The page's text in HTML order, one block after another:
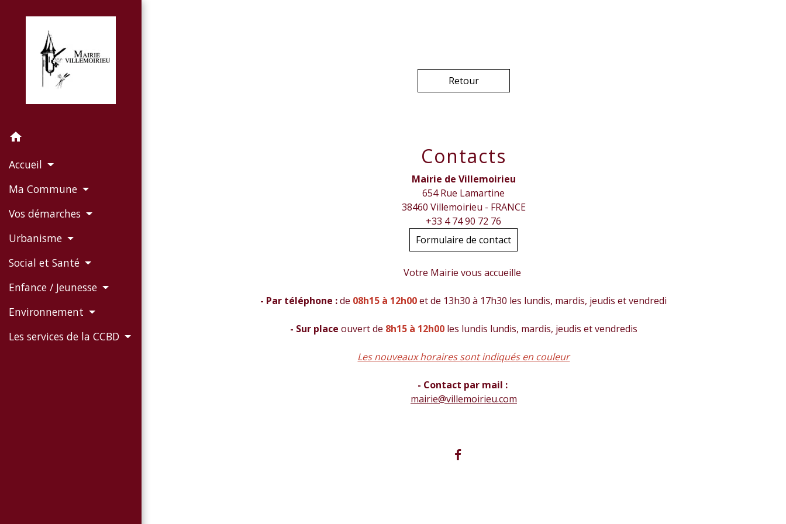
home
Accueil
Ma Commune
Vos démarches
Urbanisme
Social et Santé
Enfance / Jeunesse
Environnement
Les services de la CCBD
Retour
Contacts
Mairie de Villemoirieu
654 Rue Lamartine
38460 Villemoirieu - FRANCE
+33 4 74 90 72 76
Formulaire de contact
Votre Mairie vous accueille
- Par téléphone :de 08h15 à 12h00et de 13h30 à 17h30 les lundis, mardis, jeudis et vendredi
- Sur place ouvert de 8h15 à 12h00les lundis lundis, mardis, jeudis et vendredis
Les nouveaux horaires sont indiqués en couleur
- Contact par mail :
mairie@villemoirieu.com